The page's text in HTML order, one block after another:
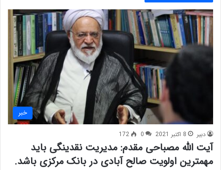
خبر
دبیر 8 اکتبر 2021 0
172
آیت الله مصباحی مقدم: مدیریت نقدینگی باید
مهمترین اولویت صالح آبادی در بانک مرکزی باشد.